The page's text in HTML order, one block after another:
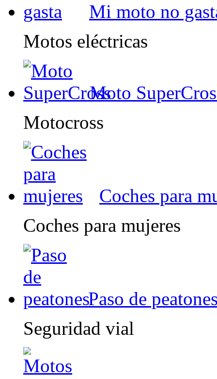
Mi moto no
Motos eléctricas
Moto
Motocross
Coches para
Coches para mujeres
Paso de
Seguridad vial